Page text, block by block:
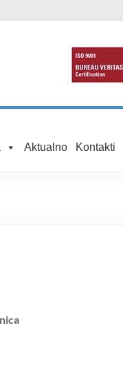
Aktualno Kontakti